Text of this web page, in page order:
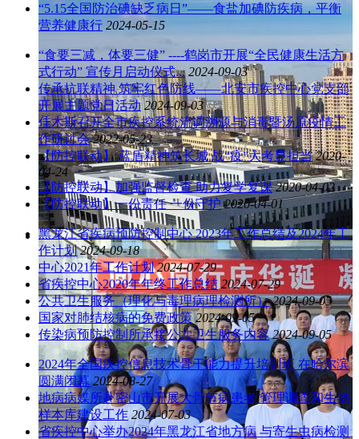
“5.15全国防治碘缺乏病日”——食盐加碘防疾病，平衡
营养健康行 2024-05-15
“食要三减，体要三健” ----鹤岗市开展“全民健康生活方
式行动” 宣传月启动仪式... 2024-09-03
传承抗联精神 筑牢红色防线——北安市疾控中心党支部
开展主题党日活动 2024-09-03
佳木斯召开全市疾控系统流调溯源与消毒暨汤原疫情工
作研讨会 2022-05-23
【防控联动】 蓝盾精神筑长城 战“疫”大考显担当 2020-
04-24
【防控联动】加强监督检查 助力复学复课 2020-04-02
【防控联动】一份责任 一份守护 2020-04-01
黑龙江省疾病预防控制中心 2023年工作总结及2024年工
作计划 2024-09-18
中心2021年工作计划 2024-07-29
省疾控中心2020年年终工作总结 2024-07-29
公共卫生服务（理化与毒理病理检测所） 2024-09-05
国家对肺结核病的免费政策 2024-09-05
传染病预防控制所承接公共卫生服务内容 2024-09-05
2024年全国疾控信息技术骨干能力提升培训班 在哈尔滨
圆满闭幕 2024-08-27
地病病媒所赴密山市开展大骨节病患者 管理调查和生物
样本库建设工作 2024-07-03
省疾控中心举办2024年黑龙江省地方病 与寄生虫病检测